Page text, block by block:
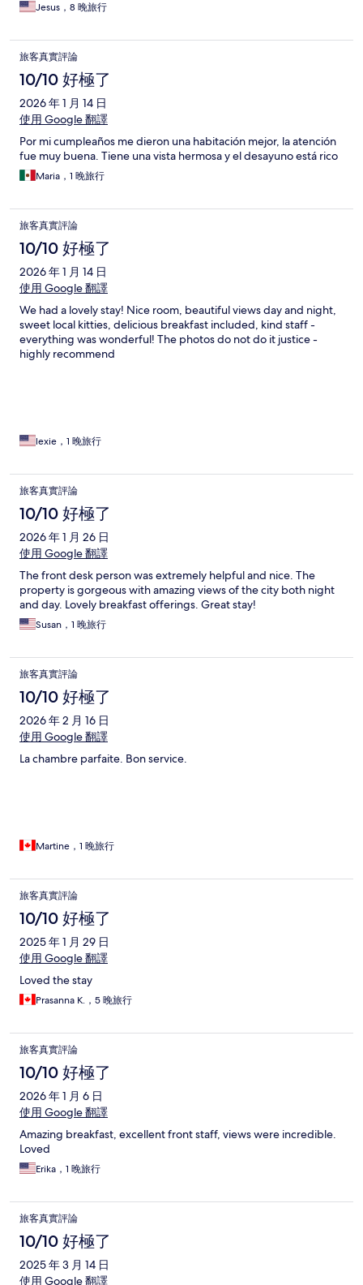
Jesus，8 晚旅行
旅客真實評論
10/10 好極了
2026 年 1 月 14 日
使用 Google 翻譯
Por mi cumpleaños me dieron una habitación mejor, la atención
fue muy buena. Tiene una vista hermosa y el desayuno está rico
Maria，1 晚旅行
旅客真實評論
10/10 好極了
2026 年 1 月 14 日
使用 Google 翻譯
We had a lovely stay! Nice room, beautiful views day and night,
sweet local kitties, delicious breakfast included, kind staff -
everything was wonderful! The photos do not do it justice -
highly recommend
lexie，1 晚旅行
旅客真實評論
10/10 好極了
2026 年 1 月 26 日
使用 Google 翻譯
The front desk person was extremely helpful and nice. The
property is gorgeous with amazing views of the city both night
and day. Lovely breakfast offerings. Great stay!
Susan，1 晚旅行
旅客真實評論
10/10 好極了
2026 年 2 月 16 日
使用 Google 翻譯
La chambre parfaite. Bon service.
Martine，1 晚旅行
旅客真實評論
10/10 好極了
2025 年 1 月 29 日
使用 Google 翻譯
Loved the stay
Prasanna K.，5 晚旅行
旅客真實評論
10/10 好極了
2026 年 1 月 6 日
使用 Google 翻譯
Amazing breakfast, excellent front staff, views were incredible.
Loved
Erika，1 晚旅行
旅客真實評論
10/10 好極了
2025 年 3 月 14 日
使用 Google 翻譯